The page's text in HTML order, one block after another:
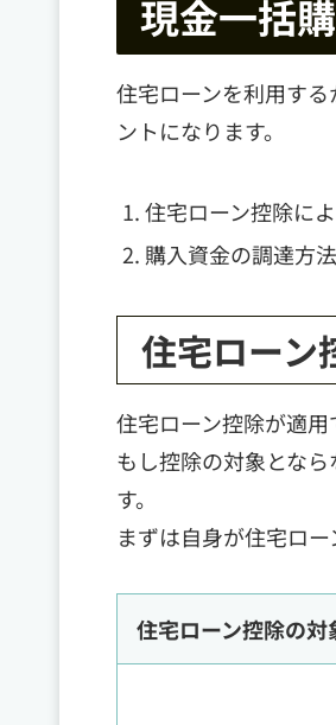
現金一括
住宅ローンを利用す
ントになります。
住宅ローン控除に
購入資金の調達方
住宅ローン
住宅ローン控除が適用
もし控除の対象とな
す。
まずは自身が住宅ロ
住宅ローン控除の